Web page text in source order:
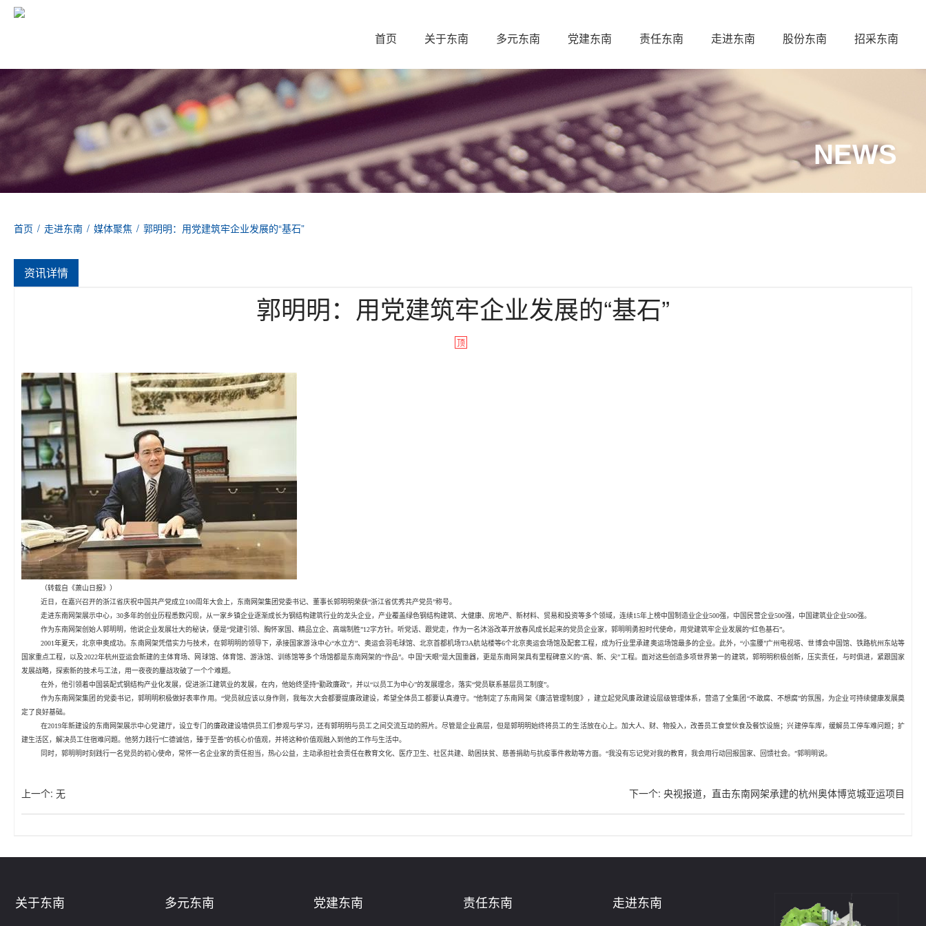
首页 关于东南 多元东南 党建东南 责任东南 走进东南 股份东南 招采东南
NEWS
首页 / 走进东南 / 媒体聚焦 / 郭明明：用党建筑牢企业发展的“基石”
资讯详情
郭明明：用党建筑牢企业发展的“基石”
顶
（转载自《萧山日报》）
近日，在嘉兴召开的浙江省庆祝中国共产党成立100周年大会上，东南网架集团党委书记、董事长郭明明荣获“浙江省优秀共产党员”称号。
走进东南网架展示中心，30多年的创业历程悉数闪现，从一家乡镇企业逐渐成长为钢结构建筑行业的龙头企业，产业覆盖绿色钢结构建筑、大健康、房地产、新材料、贸易和投资等多个领域，连续15年上榜中国制造业企业500强，中国民营企业500强，中国建筑业企业500强。
作为东南网架创始人郭明明，他说企业发展壮大的秘诀，便是“党建引领、胸怀家国、精品立企、高端制胜”12字方针。听党话、跟党走，作为一名沐浴改革开放春风成长起来的党员企业家，郭明明勇担时代使命，用党建筑牢企业发展的“红色基石”。
2001年夏天，北京申奥成功。东南网架凭借实力与技术，在郭明明的领导下，承接国家游泳中心“水立方”、奥运会羽毛球馆、北京首都机场T3A航站楼等6个北京奥运会场馆及配套工程，成为行业里承建奥运场馆最多的企业。此外，“小蛮腰”广州电视塔、世博会中国馆、铁路杭州东站等
国家重点工程，以及2022年杭州亚运会新建的主体育场、网球馆、体育馆、游泳馆、训练馆等多个场馆都是东南网架的“作品”。中国“天眼”是大国重器，更是东南网架具有里程碑意义的“高、新、尖”工程。面对这些创造多项世界第一的建筑，郭明明积极创新，压实责任，与时俱进，紧跟国家
发展战略，探索新的技术与工法，用一夜夜的鏖战攻破了一个个难题。
在外，他引领着中国装配式钢结构产业化发展，促进浙江建筑业的发展，在内，他始终坚持“勤政廉政”，并以“以员工为中心”的发展理念，落实“党员联系基层员工制度”。
作为东南网架集团的党委书记，郭明明积极做好表率作用。“党员就应该以身作则，我每次大会都要提廉政建设，希望全体员工都要认真遵守。”他制定了东南网架《廉洁管理制度》，建立起党风廉政建设层级管理体系，营造了全集团“不敢腐、不想腐”的氛围，为企业可持续健康发展奠
定了良好基础。
在2019年新建设的东南网架展示中心党建厅，设立专门的廉政建设墙供员工们参观与学习，还有郭明明与员工之间交流互动的照片。尽管是企业高层，但是郭明明始终将员工的生活放在心上。加大人、财、物投入，改善员工食堂伙食及餐饮设施；兴建停车库，缓解员工停车难问题；扩
建生活区，解决员工住宿难问题。他努力践行“仁德诚信，臻于至善”的核心价值观，并将这种价值观融入到他的工作与生活中。
同时，郭明明时刻践行一名党员的初心使命，常怀一名企业家的责任担当，热心公益，主动承担社会责任在教育文化、医疗卫生、社区共建、助困扶贫、慈善捐助与抗疫事件救助等方面。“我没有忘记党对我的教育，我会用行动回报国家、回馈社会。”郭明明说。
上一个: 无 下一个: 央视报道，直击东南网架承建的杭州奥体博览城亚运项目
关于东南 多元东南 党建东南 责任东南 走进东南